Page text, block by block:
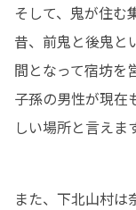
そして、鬼が住む
昔、前鬼と後鬼と
間となって宿坊を
子孫の男性が現在
しい場所と言えま
また、下北山村